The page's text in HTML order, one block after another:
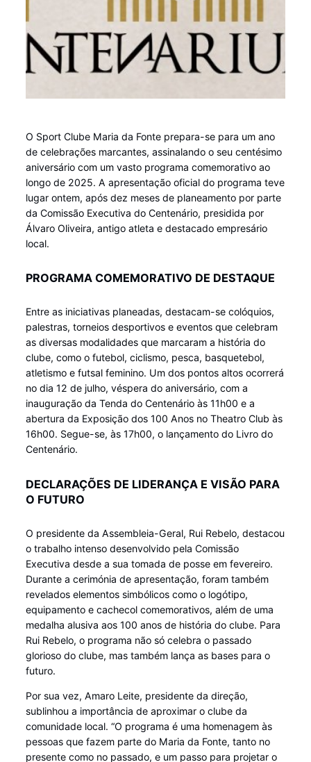
O Sport Clube Maria da Fonte prepara-se para um ano
de celebrações marcantes, assinalando o seu centésimo
aniversário com um vasto programa comemorativo ao
longo de 2025. A apresentação oficial do programa teve
lugar ontem, após dez meses de planeamento por parte
da Comissão Executiva do Centenário, presidida por
Álvaro Oliveira, antigo atleta e destacado empresário
local.
PROGRAMA COMEMORATIVO DE DESTAQUE
Entre as iniciativas planeadas, destacam-se colóquios,
palestras, torneios desportivos e eventos que celebram
as diversas modalidades que marcaram a história do
clube, como o futebol, ciclismo, pesca, basquetebol,
atletismo e futsal feminino. Um dos pontos altos ocorrerá
no dia 12 de julho, véspera do aniversário, com a
inauguração da Tenda do Centenário às 11h00 e a
abertura da Exposição dos 100 Anos no Theatro Club às
16h00. Segue-se, às 17h00, o lançamento do Livro do
Centenário.
DECLARAÇÕES DE LIDERANÇA E VISÃO PARA
O FUTURO
O presidente da Assembleia-Geral, Rui Rebelo, destacou
o trabalho intenso desenvolvido pela Comissão
Executiva desde a sua tomada de posse em fevereiro.
Durante a cerimónia de apresentação, foram também
revelados elementos simbólicos como o logótipo,
equipamento e cachecol comemorativos, além de uma
medalha alusiva aos 100 anos de história do clube. Para
Rui Rebelo, o programa não só celebra o passado
glorioso do clube, mas também lança as bases para o
futuro.
Por sua vez, Amaro Leite, presidente da direção,
sublinhou a importância de aproximar o clube da
comunidade local. “O programa é uma homenagem às
pessoas que fazem parte do Maria da Fonte, tanto no
presente como no passado, e um passo para projetar o